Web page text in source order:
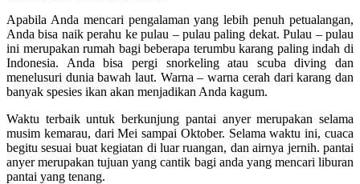
Apabila Anda mencari pengalaman yang lebih penuh petualangan,
Anda bisa naik perahu ke pulau – pulau paling dekat. Pulau – pulau
ini merupakan rumah bagi beberapa terumbu karang paling indah di
Indonesia. Anda bisa pergi snorkeling atau scuba diving dan
menelusuri dunia bawah laut. Warna – warna cerah dari karang dan
banyak spesies ikan akan menjadikan Anda kagum.
Waktu terbaik untuk berkunjung pantai anyer merupakan selama
musim kemarau, dari Mei sampai Oktober. Selama waktu ini, cuaca
begitu sesuai buat kegiatan di luar ruangan, dan airnya jernih. pantai
anyer merupakan tujuan yang cantik bagi anda yang mencari liburan
pantai yang tenang.